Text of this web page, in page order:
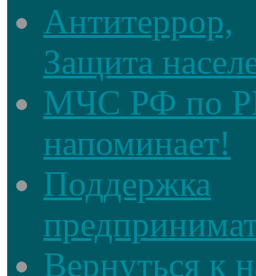
Антитеррор,
Защита
МЧС РФ по
напоминает!
Поддержка
Вернуться к